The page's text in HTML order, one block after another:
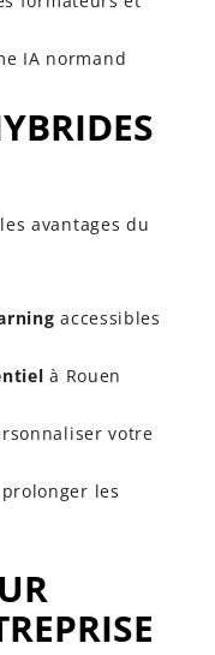
IA normand
avantages du
accessibles
à Rouen
votre
les